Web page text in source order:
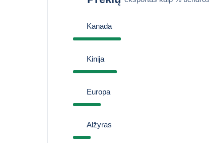
Kanada
Kinija
Europa
Alžyras